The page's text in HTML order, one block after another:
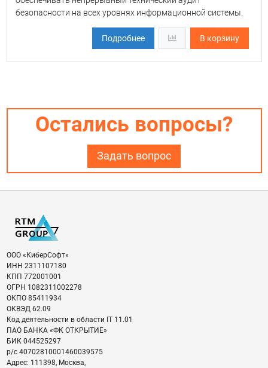
безопасности на всех уровнях информационной системы.
Подробнее В корзину
Остались вопросы?
Задать вопрос
ООО «КиберСофт»
ИНН 2311107180
КПП 772001001
ОГРН 1082311002278
ОКПО 85411934
ОКВЭД 62.09
Код деятельности в области IT 11.01
ПАО БАНКА «ФК ОТКРЫТИЕ»
БИК 044525297
р/с 40702810001460039575
Адрес: 111398, Москва,